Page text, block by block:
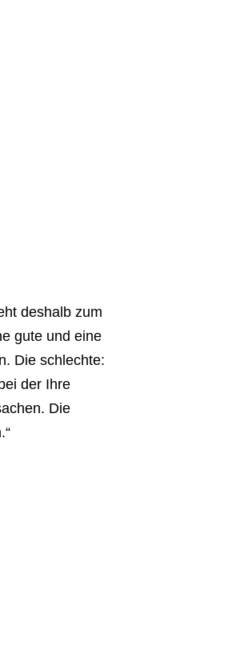
deshalb zum
gute und eine
Die schlechte:
der Ihre
Die